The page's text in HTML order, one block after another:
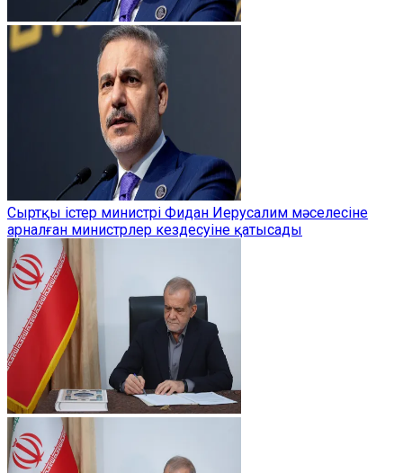
Сыртқы істер министрі Фидан Иерусалим мәселесіне
арналған министрлер кездесуіне қатысады